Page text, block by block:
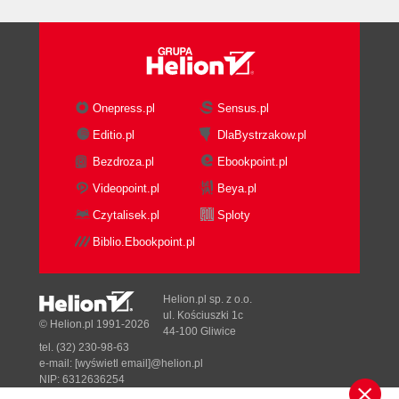
Testowanie serwera (98)
Testowanie przy pomocy przeglądarki (98)
Testowanie z wiersza poleceń lub program
Testowanie konfiguracji serwera bez jego
uruchamiania (101)
Informacja o stanie serwera w wierszu
poleceń (102)
Comanche (103)
TkApache (106)
LinuxConf (107)
Webmin (107)
ApacheConf (110)
Inne narzędzia konfiguracyjne (111)
Rozdział 3. Budowa Apache według własnych
Onepress.pl
Sensus.pl
Editio.pl
DlaBystrzakow.pl
Bezdroza.pl
Ebookpoint.pl
Videopoint.pl
Beya.pl
Czytalisek.pl
Sploty
Biblio.Ebookpoint.pl
© Helion.pl 1991-2026
Helion.pl sp. z o.o.
ul. Kościuszki 1c
44-100 Gliwice
tel. (32) 230-98-63
e-mail: [wyświetl email]@helion.pl
NIP: 6312636254